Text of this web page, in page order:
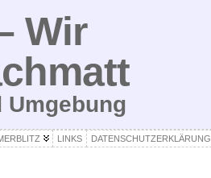
Wir
LINKS DATENSCHUTZERKLÄRUNG